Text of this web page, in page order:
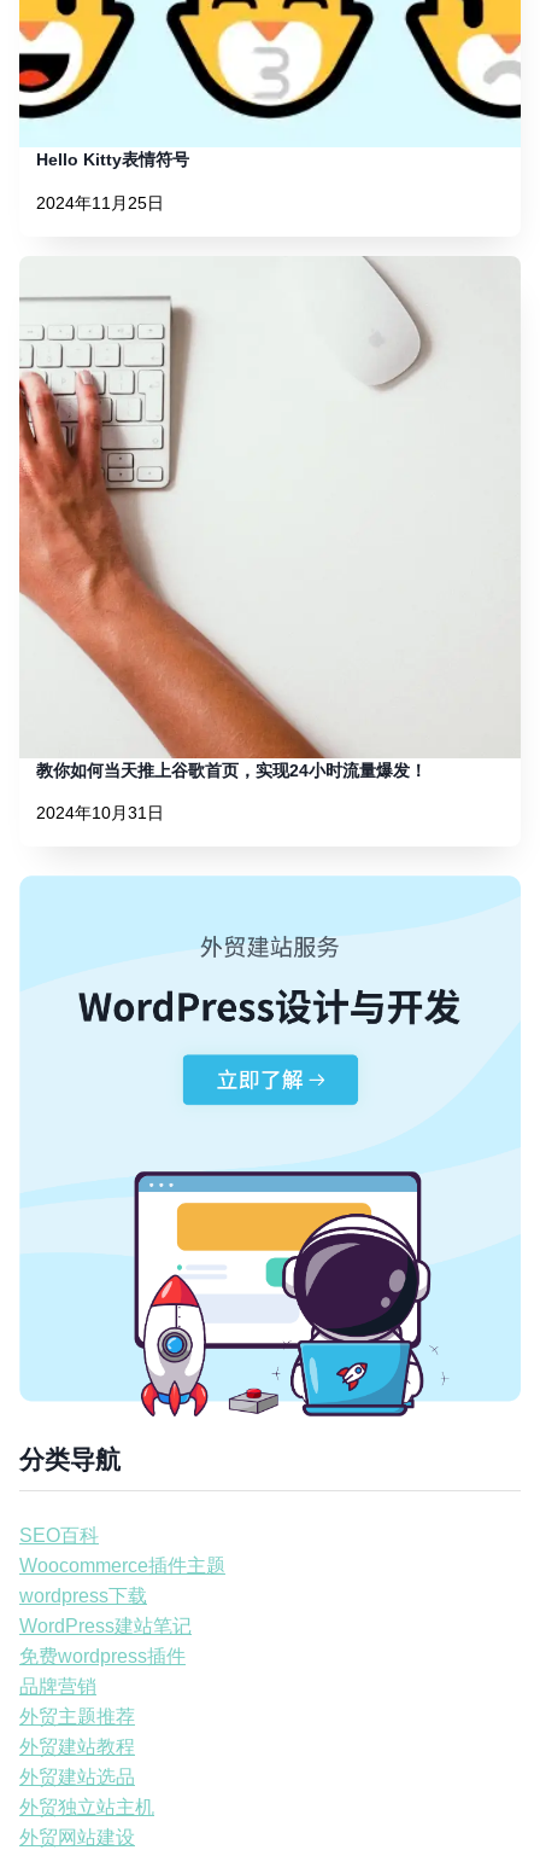
Hello Kitty表情符号
2024年11月25日
教你如何当天推上谷歌首页，实现24小时流量爆发！
2024年10月31日
分类导航
SEO百科
Woocommerce插件主题
wordpress下载
WordPress建站笔记
免费wordpress插件
品牌营销
外贸主题推荐
外贸建站教程
外贸建站选品
外贸独立站主机
外贸网站建设